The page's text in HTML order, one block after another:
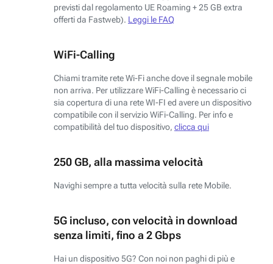
previsti dal regolamento UE Roaming + 25 GB extra
offerti da Fastweb). Leggi le FAQ
WiFi-Calling
Chiami tramite rete Wi-Fi anche dove il segnale mobile
non arriva. Per utilizzare WiFi-Calling è necessario ci
sia copertura di una rete WI-FI ed avere un dispositivo
compatibile con il servizio WiFi-Calling. Per info e
compatibilità del tuo dispositivo, clicca qui
250 GB, alla massima velocità
Navighi sempre a tutta velocità sulla rete Mobile.
5G incluso, con velocità in download
senza limiti, fino a 2 Gbps
Hai un dispositivo 5G? Con noi non paghi di più e